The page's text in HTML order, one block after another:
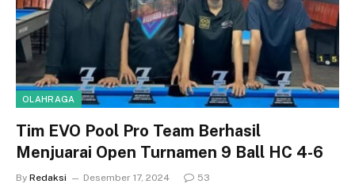
OLAHRAGA
Tim EVO Pool Pro Team Berhasil
Menjuarai Open Turnamen 9 Ball HC 4-6
By Redaksi Desember 17, 2024 53